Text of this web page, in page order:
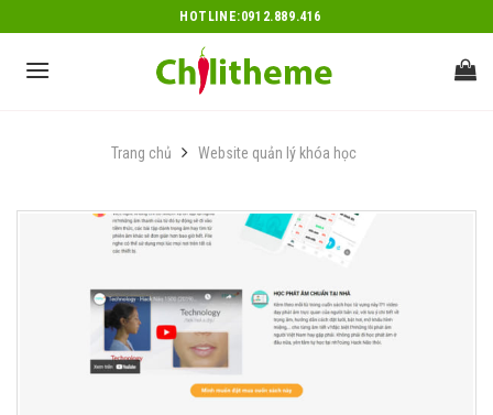
to
content
HOTLINE:0912.889.416
Trang chủ Website quản lý khóa học